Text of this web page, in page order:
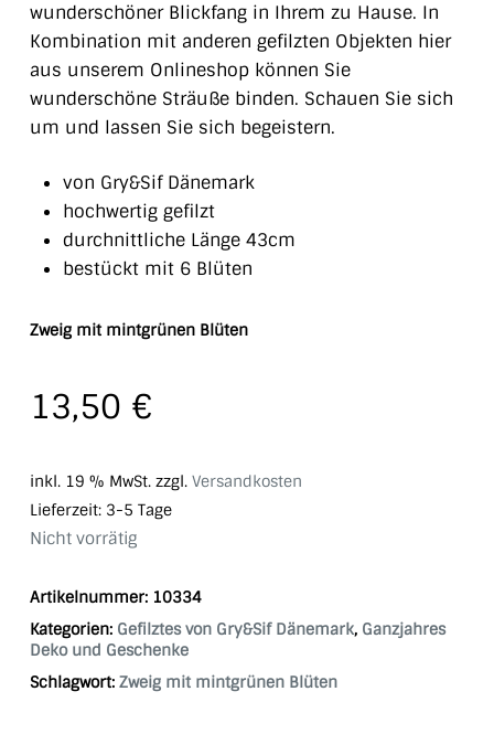
wunderschöner Blickfang in Ihrem zu Hause. In
Kombination mit anderen gefilzten Objekten hier
aus unserem Onlineshop können Sie
wunderschöne Sträuße binden. Schauen Sie sich
um und lassen Sie sich begeistern.
von Gry&Sif Dänemark
hochwertig gefilzt
durchnittliche Länge 43cm
bestückt mit 6 Blüten
Zweig mit mintgrünen Blüten
13,50 €
inkl. 19 % MwSt. zzgl. Versandkosten
Lieferzeit: 3-5 Tage
Nicht vorrätig
Artikelnummer: 10334
Kategorien: Gefilztes von Gry&Sif Dänemark, Ganzjahres
Deko und Geschenke
Schlagwort: Zweig mit mintgrünen Blüten